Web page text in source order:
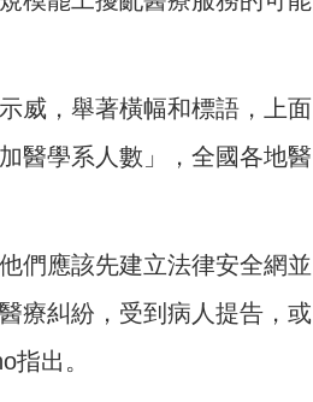
威，舉著橫幅和標語，上面
醫學系人數」，全國各地醫
們應該先建立法律安全網並
療糾紛，受到病人提告，或
出。